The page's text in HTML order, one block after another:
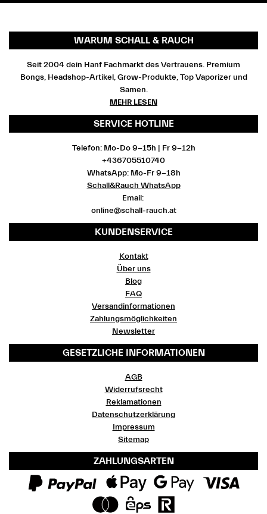
WARUM SCHALL & RAUCH
Seit 2004 dein Hanf Fachmarkt des Vertrauens. Premium
Bongs, Headshop-Artikel, Grow-Produkte, Top Vaporizer und
Samen.
MEHR LESEN
SERVICE HOTLINE
Telefon: Mo-Do 9-15h | Fr 9-12h
+436705510740
WhatsApp: Mo-Fr 9-18h
Schall&Rauch WhatsApp
Email:
online@schall-rauch.at
KUNDENSERVICE
Kontakt
Über uns
Blog
FAQ
Versandinformationen
Zahlungsmöglichkeiten
Newsletter
GESETZLICHE INFORMATIONEN
AGB
Widerrufsrecht
Reklamationen
Datenschutzerklärung
Impressum
Sitemap
ZAHLUNGSARTEN